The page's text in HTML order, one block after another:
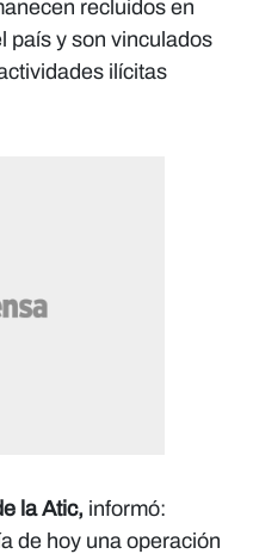
recluidos en
país y son vinculados
ilícitas
la Atic, informó:
de hoy una operación